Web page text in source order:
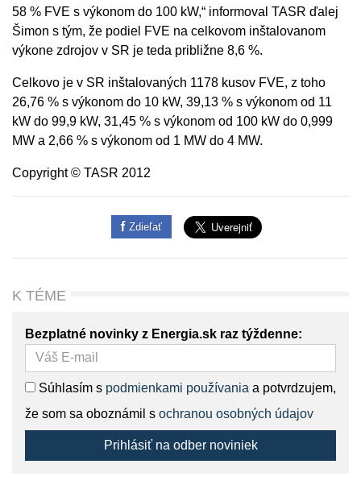
58 % FVE s výkonom do 100 kW,“ informoval TASR ďalej
Šimon s tým, že podiel FVE na celkovom inštalovanom
výkone zdrojov v SR je teda približne 8,6 %.
Celkovo je v SR inštalovaných 1178 kusov FVE, z toho
26,76 % s výkonom do 10 kW, 39,13 % s výkonom od 11
kW do 99,9 kW, 31,45 % s výkonom od 100 kW do 0,999
MW a 2,66 % s výkonom od 1 MW do 4 MW.
Copyright © TASR 2012
Zdieľať
K TÉME
Bezplatné novinky z Energia.sk raz týždenne:
Súhlasím s podmienkami používania a potvrdzujem,
že som sa oboznámil s ochranou osobných údajov
Prihlásiť na odber noviniek